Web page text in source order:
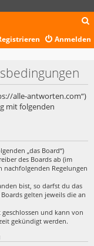
c
Anmelden
alle-antworten.com“)
mit folgenden
„das Board“)
des Boards ab (im
nachfolgenden Regelungen
bist, so darfst du das
gelten jeweils die an
und kann von
gekündigt werden.